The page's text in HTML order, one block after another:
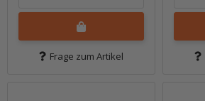
Frage zum Artikel